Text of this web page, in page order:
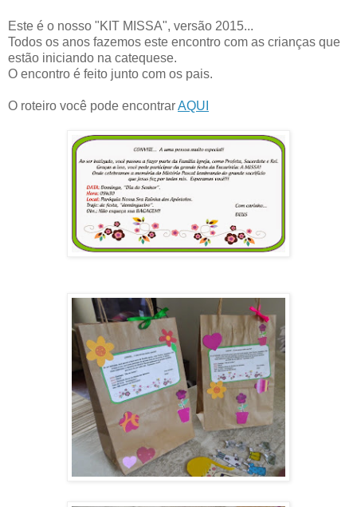
Este é o nosso "KIT MISSA", versão 2015...
Todos os anos fazemos este encontro com as crianças que
estão iniciando na catequese.
O encontro é feito junto com os pais.
O roteiro você pode encontrarAQUI